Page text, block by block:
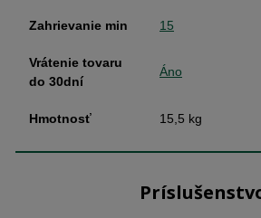
Zahrievanie min 15
Vrátenie tovaru
do 30dní
Áno
Hmotnosť 15,5 kg